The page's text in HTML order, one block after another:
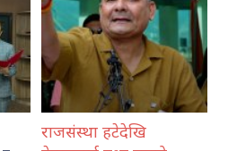
राजसंस्था हटेदेखि